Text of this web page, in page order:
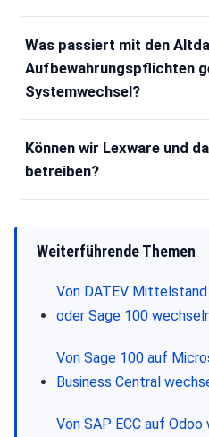
Was passiert mit den
Aufbewahrungspflichten
Systemwechsel?
Können wir Lexware und
betreiben?
Weiterführende Themen
Von DATEV
oder Sage 100
Von Sage 100 auf
Business Central
Von SAP ECC auf